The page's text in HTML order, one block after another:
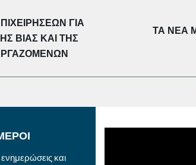
ΓΙΑ
ΒΊΑΣ ΚΑΙ ΤΗΣ
ΤΑ ΝΈΑ
και